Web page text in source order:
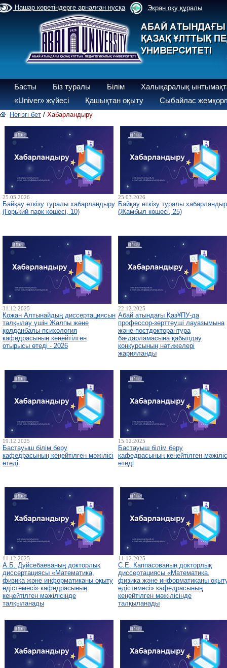
Нашар көретіндерге арналған нұсқа Экран оқу құралы
Басты Біз туралы Білім
Халықаралық
«Univer» жүйесі
Қашықтан оқыту Сыбайлас
Негізгі бет / Хабарландыру
25.03.2026
Байқау өткізу туралы хабарландыру
(Горький парк көшесі, 10)
25.03.2026
Байқау өткізу туралы
(Жамбыл көшесі, 25)
31.12.2025
Қожан Алтынайдың диссертациясын
талқылау үшін Жалпы және
қолданбалы психология
кафедрасының кеңейтілген
отырысы өтеді - 2026
22.12.2025
Абай атындағы ҚазҰПУ-да
профессор-зерттеуші лауазымына
және постдокторантура
бағдарламасына қабылдау
конкурсының нәтижелері
жарияланды
19.12.2025
Бастауыш білім беру
кафедрасының кеңейтілген мәжілісі
өтеді
15.12.2025
Бастауыш білім беру
кафедрасының кеңейтілген
өтеді
11.12.2025
А.Б. Дуйсебаеваның докторлық
диссертациясы «Математика,
физика және информатиканы оқыту
әдістемесі» кафедрасының
кеңейтілген мәжілісінде
талқыланады
11.12.2025
С.Е. Каппасованың докторлық
диссертациясы «Математика,
физика және информатиканы
әдістемесі» кафедрасының
кеңейтілген мәжілісінде
талқыланады